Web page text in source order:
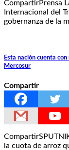
CompartirPrensa
Internacional del
gobernanza de la
Esta nación cuenta
Mercosur
Compartir
la cuota de arroz